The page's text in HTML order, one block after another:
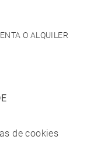
O ALQUILER
de cookies